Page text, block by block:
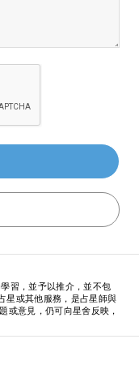
習，並予以推介，並不包
星或其他服務，是占星師與
或意見，仍可向星舍反映，